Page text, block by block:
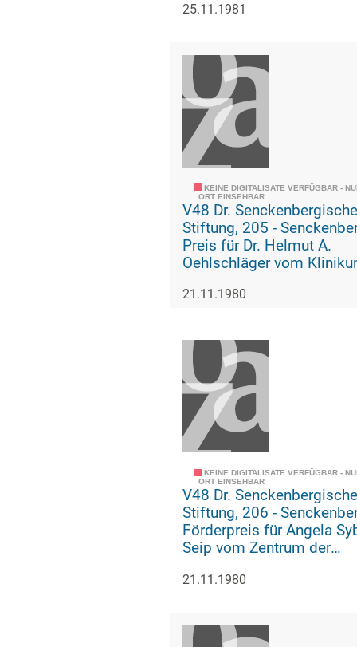
Universität (Urkunde)
25.11.1981
KEINE DIGITALISATE VERFÜGBAR -
ORT EINSEHBAR
V48 Dr. Senckenbergische
Stiftung, 205 - Senckenberg-
Preis für Dr. Helmut A.
Oehlschläger vom
Universität (Urkunde)
21.11.1980
KEINE DIGITALISATE VERFÜGBAR -
ORT EINSEHBAR
V48 Dr. Senckenbergische
Stiftung, 206 - Senckenberg-
Förderpreis für Angela
Seip vom Zentrum der
Wolfgang Goethe-
21.11.1980